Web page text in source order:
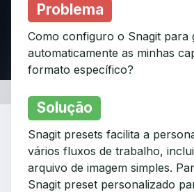
Problema
Como configuro o Snagit para
automaticamente as minhas
formato específico?
Solução
Snagit presets facilita a
vários fluxos de trabalho,
arquivo de imagem simples.
Snagit preset personalizado